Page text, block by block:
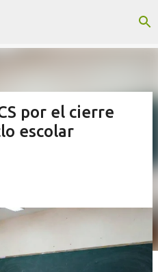
principal
por el cierre
escolar